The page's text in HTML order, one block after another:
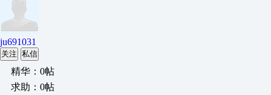
ju691031
关注 私信
精华：0帖
求助：0帖